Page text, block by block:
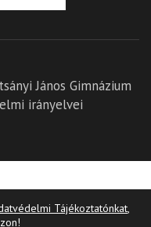
János Gimnázium
irányelvei
Tájékoztatónkat,